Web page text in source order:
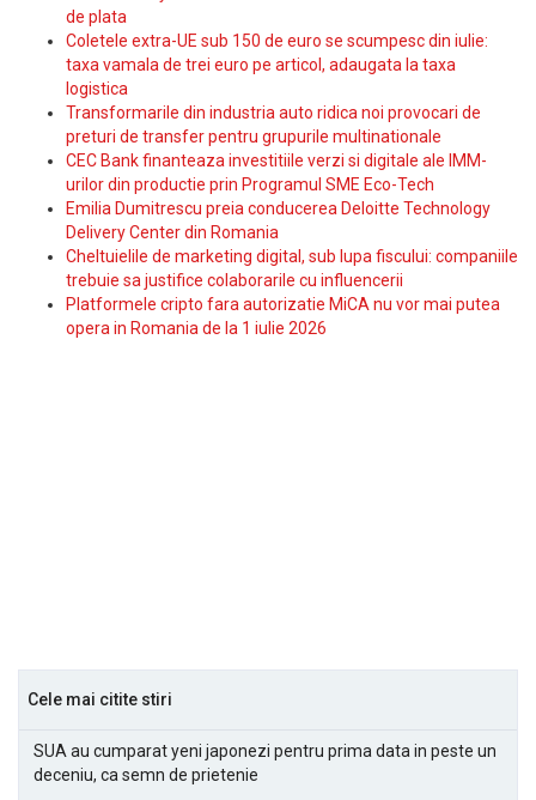
de plata
Coletele extra-UE sub 150 de euro se scumpesc din iulie:
taxa vamala de trei euro pe articol, adaugata la taxa
logistica
Transformarile din industria auto ridica noi provocari de
preturi de transfer pentru grupurile multinationale
CEC Bank finanteaza investitiile verzi si digitale ale IMM-
urilor din productie prin Programul SME Eco-Tech
Emilia Dumitrescu preia conducerea Deloitte Technology
Delivery Center din Romania
Cheltuielile de marketing digital, sub lupa fiscului: companiile
trebuie sa justifice colaborarile cu influencerii
Platformele cripto fara autorizatie MiCA nu vor mai putea
opera in Romania de la 1 iulie 2026
Cele mai citite stiri
SUA au cumparat yeni japonezi pentru prima data in peste un
deceniu, ca semn de prietenie